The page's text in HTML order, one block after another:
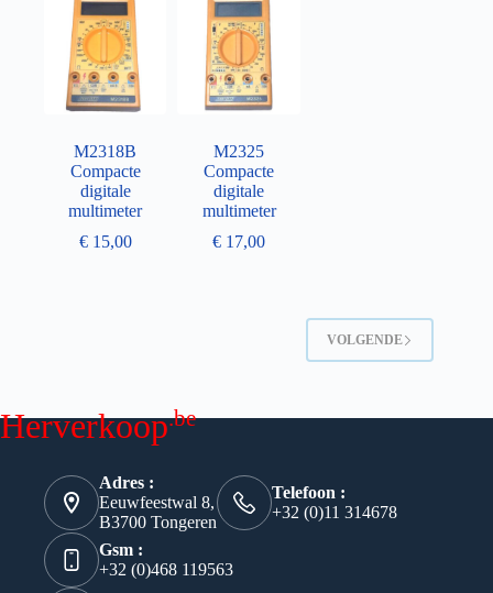
M2318B
Compacte
digitale
multimeter
€15,00
M2325
Compacte
digitale
multimeter
€ 17,00
VOLGENDE
Herverkoop.be
Adres :
Eeuwfeestwal 8,
B3700 Tongeren
Telefoon :
+32 (0)11 314678
Gsm :
+32 (0)468 119563